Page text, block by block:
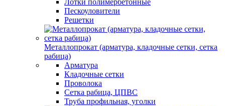
Лотки полимербетонные
Пескоуловители
Решетки
Металлопрокат (арматура, кладочные сетки, сетка
рабица)
Арматура
Кладочные сетки
Проволока
Сетка рабица, ЦПВС
Труба профильная, уголки